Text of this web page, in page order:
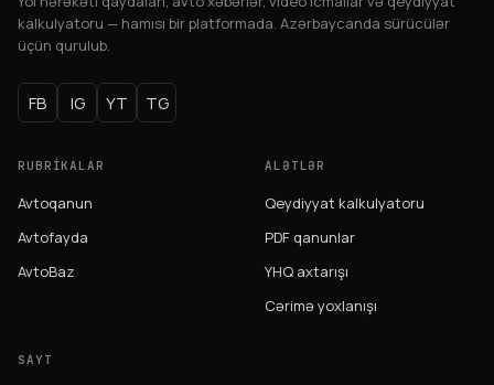
kalkulyatoru — hamısı bir platformada. Azərbaycanda sürücülər
üçün qurulub.
FB IG YT TG
RUBRIKALAR
Avtoqanun
Avtofayda
AvtoBaz
ALƏTLƏR
Qeydiyyat kalkulyatoru
PDF qanunlar
YHQ axtarışı
Cərimə yoxlanışı
SAYT